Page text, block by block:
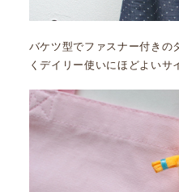
バケツ型でファスナー付きの
くデイリー使いにほどよいサ